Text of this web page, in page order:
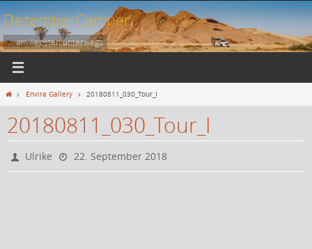
Zum
Inhalt
springen
DezemberCamper
... am liebsten unterwegs
StartEnvira Gallery 20180811_030_Tour_I
20180811_030_Tour_I
Ulrike 22. September 2018